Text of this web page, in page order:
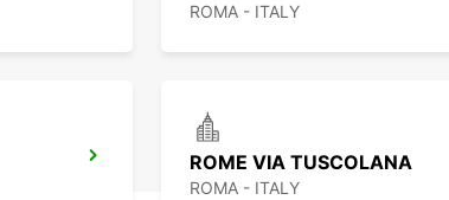
ROMA - ITALY
ROME VIA TUSCOLANA
ROMA - ITALY